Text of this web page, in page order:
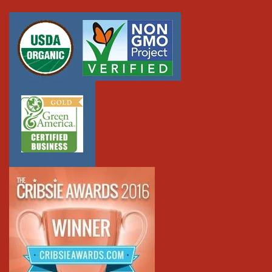
nano-particles, phthalates, petroleum?
They are free of all those things except it has 1% of a paraben-
free, non-toxic preservative to keep it microbially safe.
What’s the coverage?
The amount of face paint you need depends on the size or
simple design on the cheek of each child, then one face paint kit
will probably be enough for 40-50 kids. One jar will also cover
an entire adult, average sized person arm and hand.